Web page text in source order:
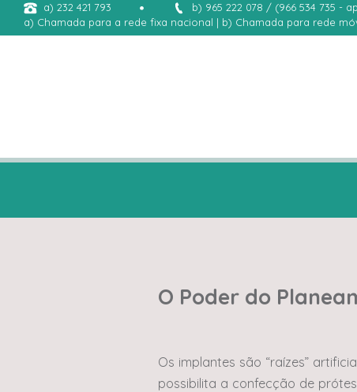
a) 232 421 793 b) 965 222 078 / (966 534 735 -
a) Chamada para a rede fixa nacional | b) Chamada para rede
O Poder do
Os implantes são “raízes”
possibilita a confecção de